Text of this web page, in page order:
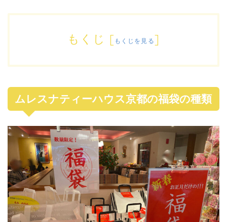
もくじ [ もくじを見る]
ムレスナティーハウス京都の福袋の種類